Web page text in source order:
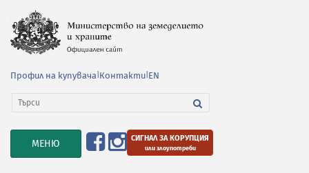
Профил на купувача Контакти EN
TOGGLE
NAVIGATION
МЕНЮ СИГНАЛ ЗА КОРУПЦИЯ
или злоупотреби